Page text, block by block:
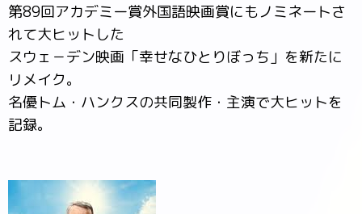
第89回アカデミー賞外国語映画賞にもノミネートさ
れて大ヒットした
スウェ－デン映画「幸せなひとりぼっち」を新たに
リメイク。
名優トム・ハンクスの共同製作・主演で大ヒットを
記録。